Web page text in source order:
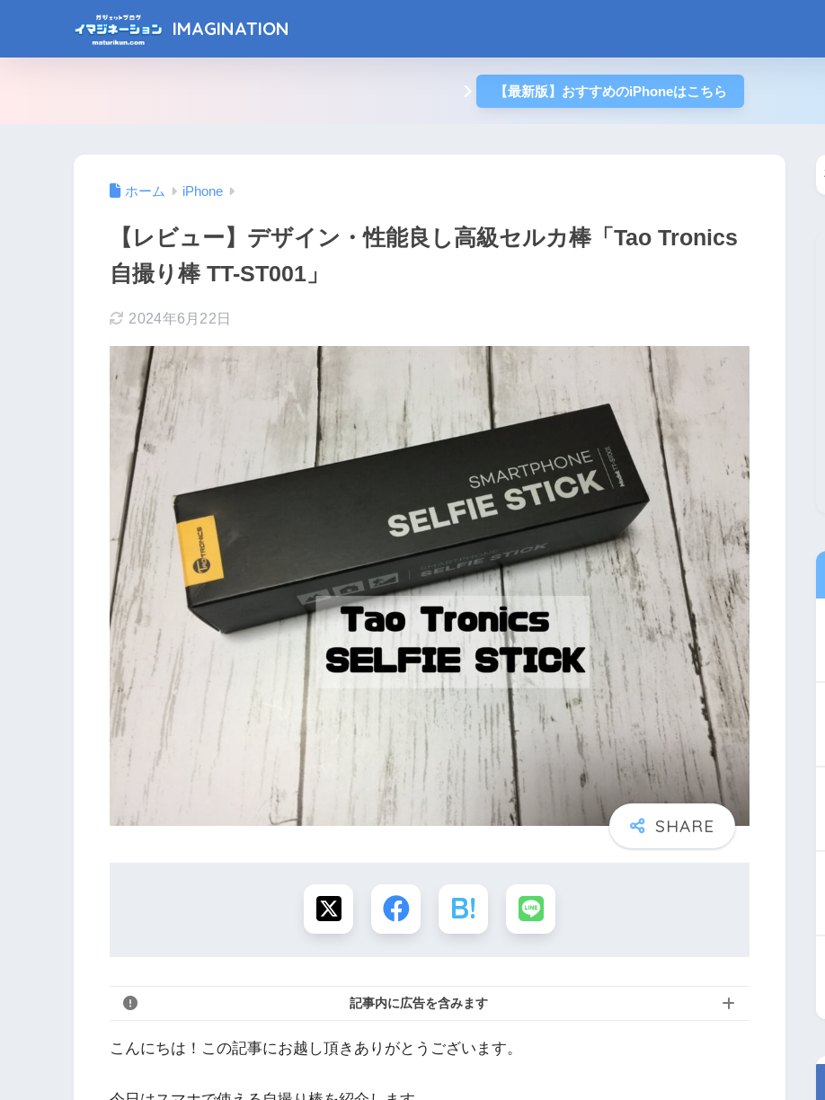
IMAGINATION
【最新版】おすすめのiPhoneはこちら
ホーム iPhone
【レビュー】デザイン・性能良し高級セルカ棒「Tao Tronics
自撮り棒 TT-ST001」
2024年6月22日
記事内に広告を含みます
こんにちは！この記事にお越し頂きありがとうございます。